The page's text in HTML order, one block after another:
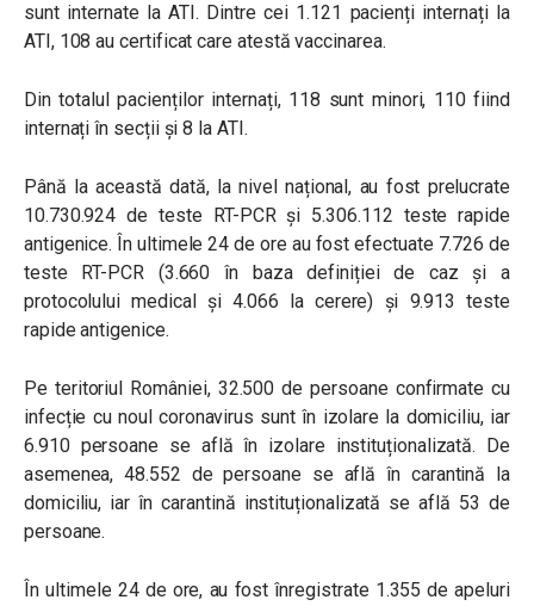
sunt internate la ATI. Dintre cei 1.121 pacienți internați la
ATI, 108 au certificat care atestă vaccinarea.
Din totalul pacienților internați, 118 sunt minori, 110 fiind
internați în secții și 8 la ATI.
Până la această dată, la nivel național, au fost prelucrate
10.730.924 de teste RT-PCR și 5.306.112 teste rapide
antigenice. În ultimele 24 de ore au fost efectuate 7.726 de
teste RT-PCR (3.660 în baza definiției de caz și a
protocolului medical și 4.066 la cerere) și 9.913 teste
rapide antigenice.
Pe teritoriul României, 32.500 de persoane confirmate cu
infecție cu noul coronavirus sunt în izolare la domiciliu, iar
6.910 persoane se află în izolare instituționalizată. De
asemenea, 48.552 de persoane se află în carantină la
domiciliu, iar în carantină instituționalizată se află 53 de
persoane.
În ultimele 24 de ore, au fost înregistrate 1.355 de apeluri